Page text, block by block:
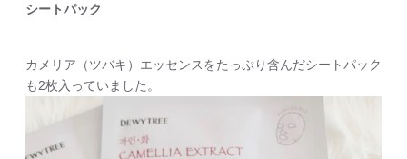
シートパック
カメリア（ツバキ）エッセンスをたっぷり含んだシートパック
も2枚入っていました。